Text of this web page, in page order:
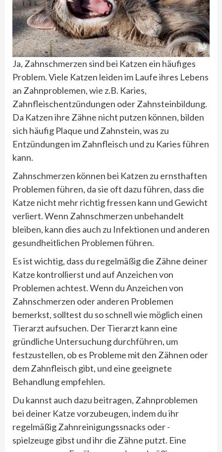
Ja, Zahnschmerzen sind bei Katzen ein häufiges
Problem. Viele Katzen leiden im Laufe ihres Lebens
an Zahnproblemen, wie z.B. Karies,
Zahnfleischentzündungen oder Zahnsteinbildung.
Da Katzen ihre Zähne nicht putzen können, bilden
sich häufig Plaque und Zahnstein, was zu
Entzündungen im Zahnfleisch und zu Karies führen
kann.
Zahnschmerzen können bei Katzen zu ernsthaften
Problemen führen, da sie oft dazu führen, dass die
Katze nicht mehr richtig fressen kann und Gewicht
verliert. Wenn Zahnschmerzen unbehandelt
bleiben, kann dies auch zu Infektionen und anderen
gesundheitlichen Problemen führen.
Es ist wichtig, dass du regelmäßig die Zähne deiner
Katze kontrollierst und auf Anzeichen von
Problemen achtest. Wenn du Anzeichen von
Zahnschmerzen oder anderen Problemen
bemerkst, solltest du so schnell wie möglich einen
Tierarzt aufsuchen. Der Tierarzt kann eine
gründliche Untersuchung durchführen, um
festzustellen, ob es Probleme mit den Zähnen oder
dem Zahnfleisch gibt, und eine geeignete
Behandlung empfehlen.
Du kannst auch dazu beitragen, Zahnproblemen
bei deiner Katze vorzubeugen, indem du ihr
regelmäßig Zahnreinigungssnacks oder -
spielzeuge gibst und ihr die Zähne putzt. Eine